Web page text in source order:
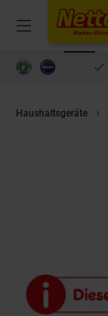
Menü
Haushaltsgeräte